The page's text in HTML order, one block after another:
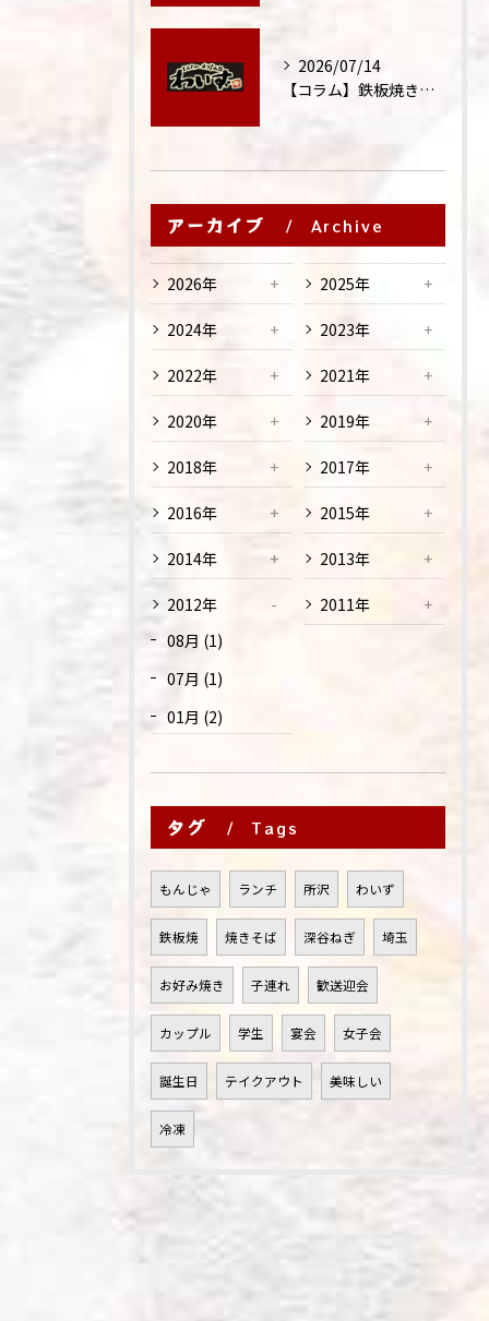
2026/07/14
【コラム】鉄板焼きが"コミュニケーション飯"と呼ばれる理由
アーカイブ Archive
2026年 2025年
2024年 2023年
2022年 2021年
2020年 2019年
2018年 2017年
2016年 2015年
2014年 2013年
2012年
08月 (1)
07月 (1)
01月 (2)
2011年
タグ Tags
もんじゃ ランチ 所沢 わいず
鉄板焼 焼きそば 深谷ねぎ 埼玉
お好み焼き 子連れ 歓送迎会
カップル 学生 宴会 女子会
誕生日 テイクアウト 美味しい
冷凍